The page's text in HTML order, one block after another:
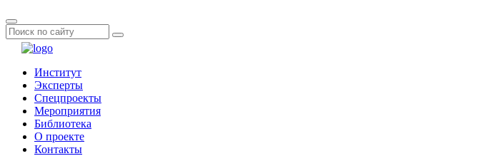
Институт
Эксперты
Спецпроекты
Мероприятия
Библиотека
О проекте
Контакты